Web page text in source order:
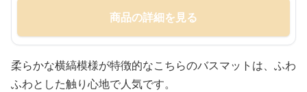
商品の詳細を見る
柔らかな横縞模様が特徴的なこちらのバスマットは、ふわ
ふわとした触り心地で人気です。